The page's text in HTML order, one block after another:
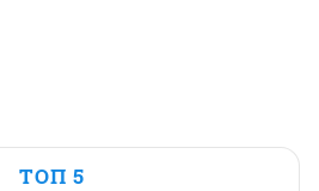
ТОП 5